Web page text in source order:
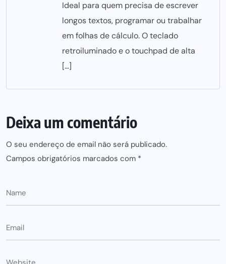
Ideal para quem precisa de escrever
longos textos, programar ou trabalhar
em folhas de cálculo. O teclado
retroiluminado e o touchpad de alta
[…]
Deixa um comentário
O seu endereço de email não será publicado.
Campos obrigatórios marcados com *